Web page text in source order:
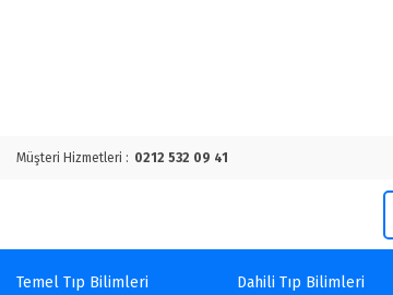
Müşteri Hizmetleri : 0212 532 09 41
Temel Tıp Bilimleri
Dahili Tıp Bilimleri